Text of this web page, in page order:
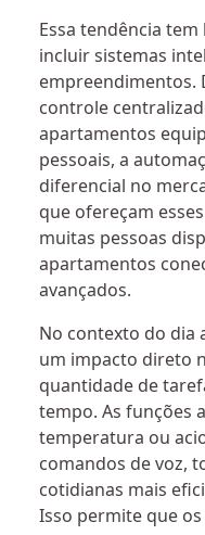
Essa tendência
incluir sistemas
empreendimentos.
controle
apartamentos
pessoais, a
diferencial no
que ofereçam
muitas pessoas
apartamentos
avançados.
No contexto do dia
um impacto direto
quantidade de
tempo. As funções
temperatura ou
comandos de voz,
cotidianas mais
Isso permite que